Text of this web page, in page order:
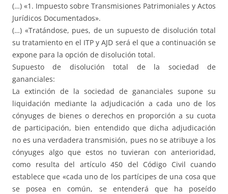
(…) «1. Impuesto sobre Transmisiones Patrimoniales y Actos
Jurídicos Documentados».
(…) «Tratándose, pues, de un supuesto de disolución total
su tratamiento en el ITP y AJD será el que a continuación se
expone para la opción de disolución total.
Supuesto de disolución total de la sociedad de
gananciales:
La extinción de la sociedad de gananciales supone su
liquidación mediante la adjudicación a cada uno de los
cónyuges de bienes o derechos en proporción a su cuota
de participación, bien entendido que dicha adjudicación
no es una verdadera transmisión, pues no se atribuye a los
cónyuges algo que estos no tuvieran con anterioridad,
como resulta del artículo 450 del Código Civil cuando
establece que «cada uno de los partícipes de una cosa que
se posea en común, se entenderá que ha poseído